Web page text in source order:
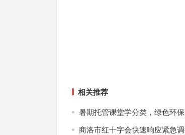
相关推荐
暑期托管课堂学分类，绿色环
商洛市红十字会快速响应紧急